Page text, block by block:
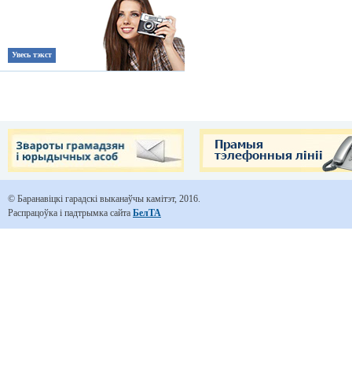
Увесь тэкст
© Баранавіцкі гарадскі выканаўчы камітэт, 2016.
Распрацоўка і падтрымка сайта БелТА